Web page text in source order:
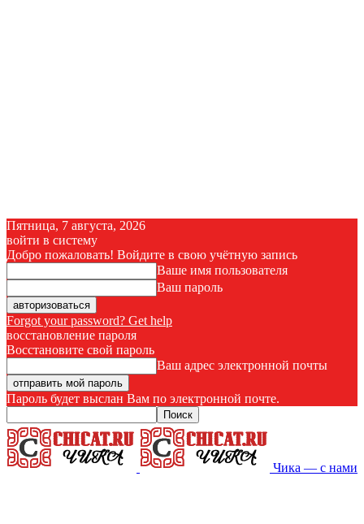
Пятница, 7 августа, 2026
войти в систему
Добро пожаловать! Войдите в свою учётную запись
Ваше имя пользователя
Ваш пароль
Forgot your password? Get help
восстановление пароля
Восстановите свой пароль
Ваш адрес электронной почты
Пароль будет выслан Вам по электронной почте.
Чика — с нами